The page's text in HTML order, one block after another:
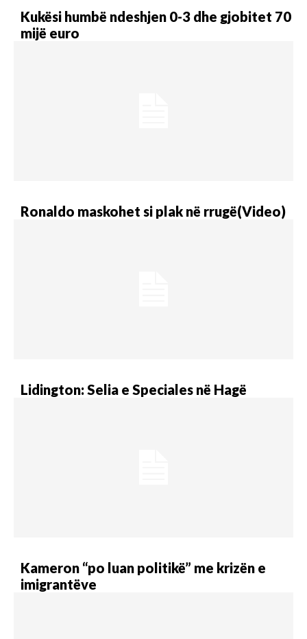
Kukësi humbë ndeshjen 0-3 dhe gjobitet 70
mijë euro
Ronaldo maskohet si plak në rrugë(Video)
Lidington: Selia e Speciales në Hagë
Kameron “po luan politikë” me krizën e
imigrantëve